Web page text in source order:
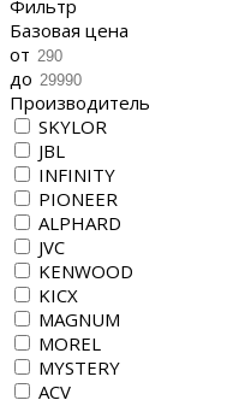
Фильтр
Базовая цена
от
до
Производитель
SKYLOR
JBL
INFINITY
PIONEER
ALPHARD
JVC
KENWOOD
KICX
MAGNUM
MOREL
MYSTERY
ACV